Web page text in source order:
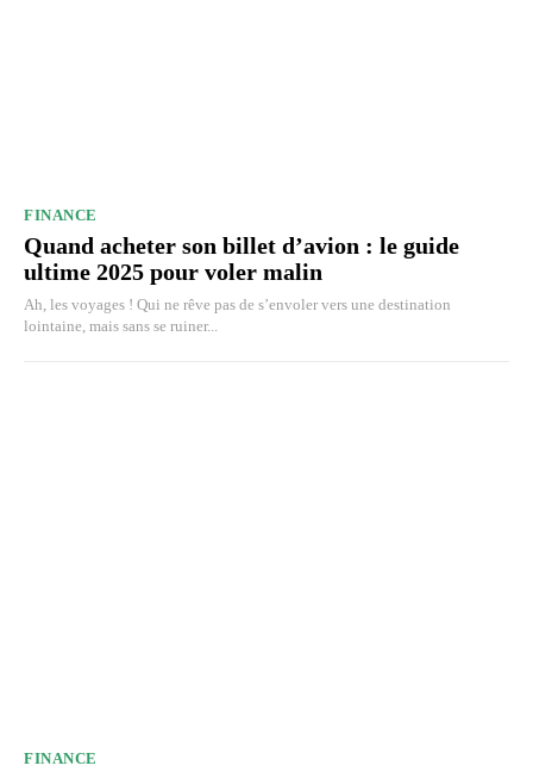
FINANCE
Quand acheter son billet d’avion : le guide
ultime 2025 pour voler malin
Ah, les voyages ! Qui ne rêve pas de s’envoler vers une destination
lointaine, mais sans se ruiner...
FINANCE